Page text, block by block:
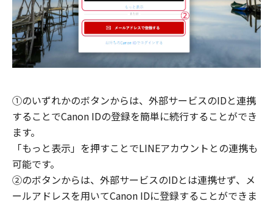
①のいずれかのボタンからは、外部サービスのIDと連携
することでCanon IDの登録を簡単に続行することができ
ます。
「もっと表示」を押すことでLINEアカウントとの連携も
可能です。
②のボタンからは、外部サービスのIDとは連携せず、メ
ールアドレスを用いてCanon IDに登録することができま